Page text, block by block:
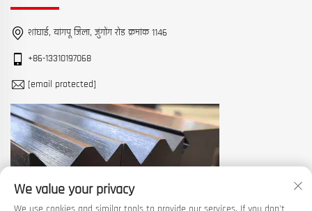
शांघाई, यांगपू जिला, ज़ुंगोंग रोड क्रमांक 1146
+86-13310197068
[email protected]
We value your privacy